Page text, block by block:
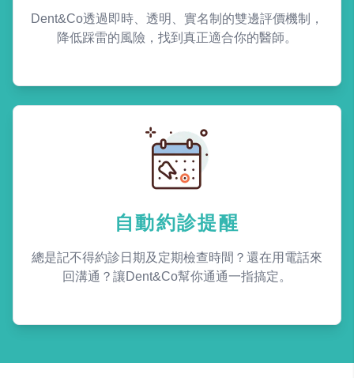
Dent&Co透過即時、透明、實名制的雙邊評價機制，
降低踩雷的風險，找到真正適合你的醫師。
自動約診提醒
總是記不得約診日期及定期檢查時間？還在用電話來
回溝通？讓Dent&Co幫你通通一指搞定。